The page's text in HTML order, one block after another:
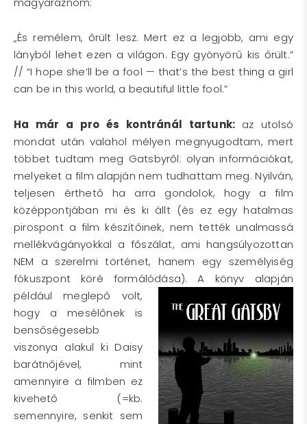
„És remélem, őrült lesz. Mert ez a legjobb, ami egy
lányból lehet ezen a világon. Egy gyönyörű kis őrült.”
// “I hope she’ll be a fool — that’s the best thing a girl
can be in this world, a beautiful little fool.”
Ha már a pro és kontránál tartunk: az utolsó
mondat után valahol mélyen megnyugodtam, mert
többet tudtam meg Gatsbyről: olyan információkat,
melyeket a film alapján nem tudhattam meg. Nyilván,
teljesen érthető ha arra gondolok, hogy a film
középpontjában mi és ki állt (és ez egy hatalmas
pirospont a film készítőinek, nem tették unalmassá
mellékvágányokkal a főszálat, ami hangsúlyozottan
NEM a szerelmi történet, hanem egy személyiség
fókuszpont köré formálódása). A könyv alapján
például meglepő volt,
hogy a mesélőnek is
bensőségesebb
viszonya alakul ki Daisy
barátnőjével, mint
amennyire a filmben ez
kivehető (=kb.
semennyire, senkit sem